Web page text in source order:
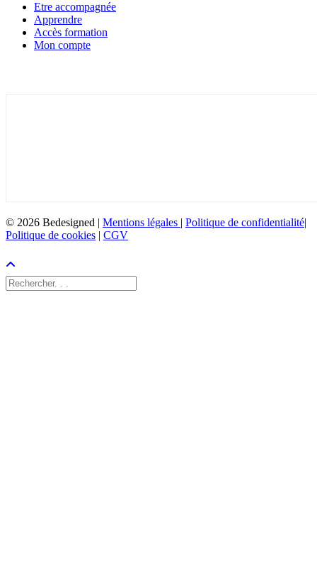
Etre accompagnée
Apprendre
Accès formation
Mon compte
© 2026 Bedesigned | Mentions légales | Politique de confidentialité|
Politique de cookies | CGV